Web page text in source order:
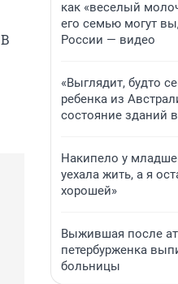
как «веселый
его семью могут
России — видео
«Выглядит, будто
ребенка из
состояние зданий
Накипело у
уехала жить, а я
хорошей»
Выжившая после
петербурженка
больницы